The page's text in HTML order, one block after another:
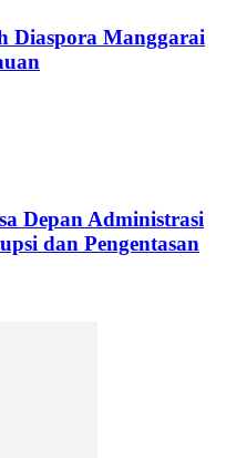
Diaspora Manggarai
Depan Administrasi
dan Pengentasan